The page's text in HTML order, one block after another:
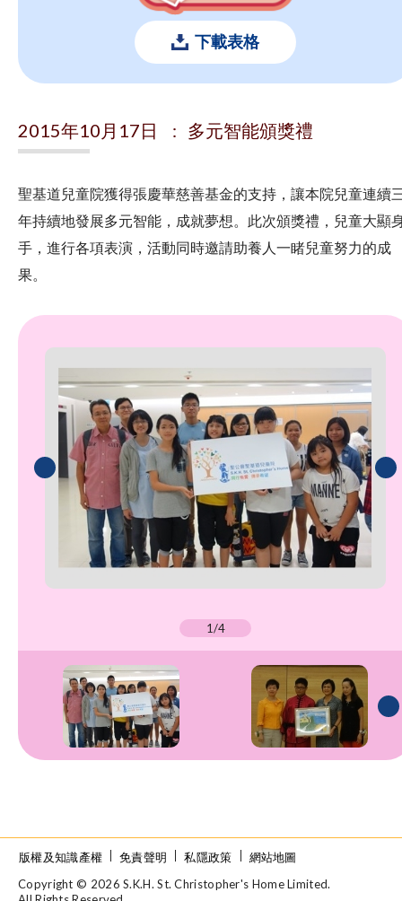
下載表格
2015年10月17日 : 多元智能頒獎禮
聖基道兒童院獲得張慶華慈善基金的支持，讓本院兒童連續
年持續地發展多元智能，成就夢想。此次頒獎禮，兒童大顯
手，進行各項表演，活動同時邀請助養人一睹兒童努力的成
果。
1/4
版權及知識產權 免責聲明 私隱政策
網站地圖
Copyright © 2026 S.K.H. St. Christopher's Home Limited.